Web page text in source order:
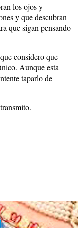
los ojos y
y que descubran
que sigan pensando
considero que
Aunque esta
taparlo de